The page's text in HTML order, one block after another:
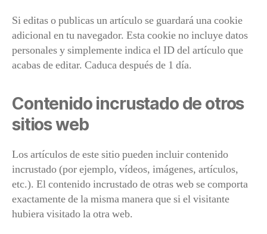
Si editas o publicas un artículo se guardará una cookie
adicional en tu navegador. Esta cookie no incluye datos
personales y simplemente indica el ID del artículo que
acabas de editar. Caduca después de 1 día.
Contenido incrustado de otros
sitios web
Los artículos de este sitio pueden incluir contenido
incrustado (por ejemplo, vídeos, imágenes, artículos,
etc.). El contenido incrustado de otras web se comporta
exactamente de la misma manera que si el visitante
hubiera visitado la otra web.